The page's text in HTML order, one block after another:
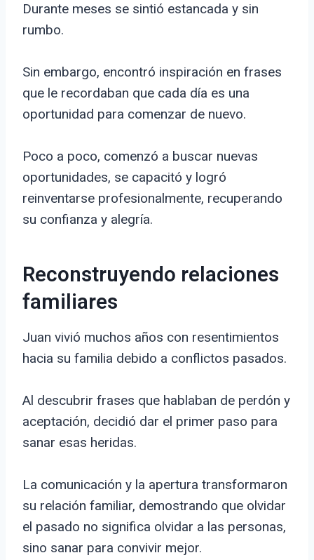
Durante meses se sintió estancada y sin
rumbo.
Sin embargo, encontró inspiración en frases
que le recordaban que cada día es una
oportunidad para comenzar de nuevo.
Poco a poco, comenzó a buscar nuevas
oportunidades, se capacitó y logró
reinventarse profesionalmente, recuperando
su confianza y alegría.
Reconstruyendo relaciones
familiares
Juan vivió muchos años con resentimientos
hacia su familia debido a conflictos pasados.
Al descubrir frases que hablaban de perdón y
aceptación, decidió dar el primer paso para
sanar esas heridas.
La comunicación y la apertura transformaron
su relación familiar, demostrando que olvidar
el pasado no significa olvidar a las personas,
sino sanar para convivir mejor.